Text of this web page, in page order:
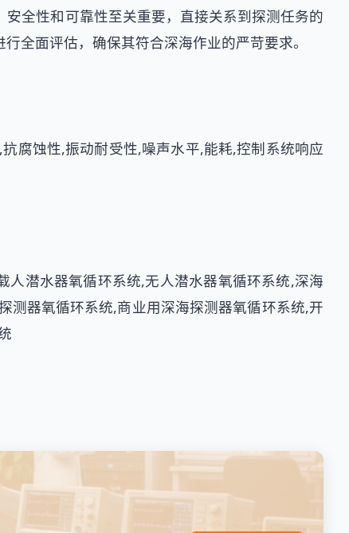
全性和可靠性至关重要，直接关系到探测任务的
全面评估，确保其符合深海作业的严苛要求。
腐蚀性,振动耐受性,噪声水平,能耗,控制系统响应
潜水器氧循环系统,无人潜水器氧循环系统,深海
测器氧循环系统,商业用深海探测器氧循环系统,开